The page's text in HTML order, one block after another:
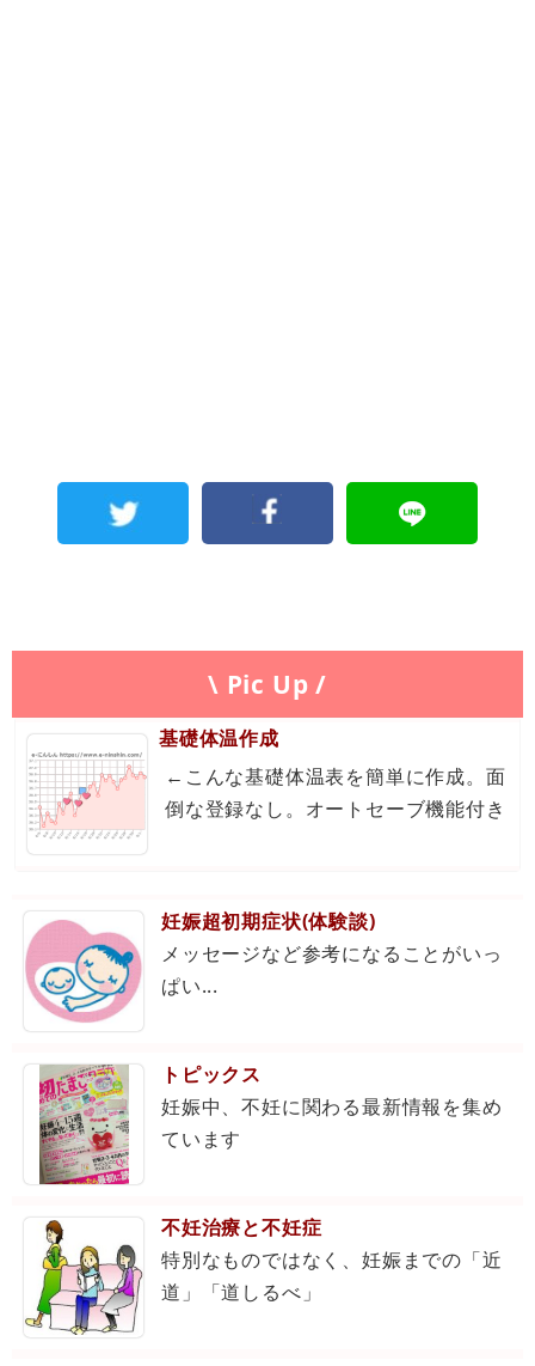
\ Pic Up /
基礎体温作成
←こんな基礎体温表を簡単に作成。面
倒な登録なし。オートセーブ機能付き
妊娠超初期症状(体験談)
メッセージなど参考になることがいっ
ぱい...
トピックス
妊娠中、不妊に関わる最新情報を集め
ています
不妊治療と不妊症
特別なものではなく、妊娠までの「近
道」「道しるべ」